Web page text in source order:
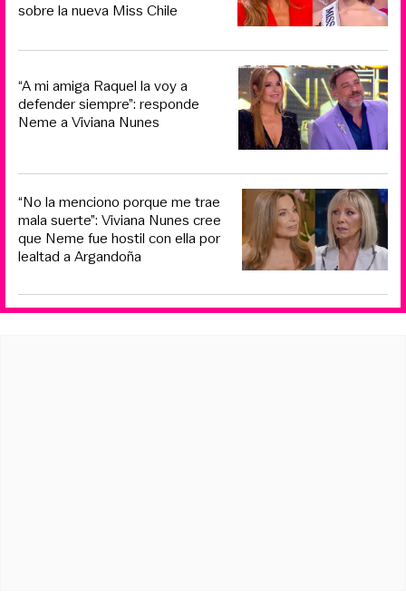
sobre la nueva Miss Chile
“A mi amiga Raquel la voy a
defender siempre”: responde
Neme a Viviana Nunes
“No la menciono porque me trae
mala suerte”: Viviana Nunes cree
que Neme fue hostil con ella por
lealtad a Argandoña